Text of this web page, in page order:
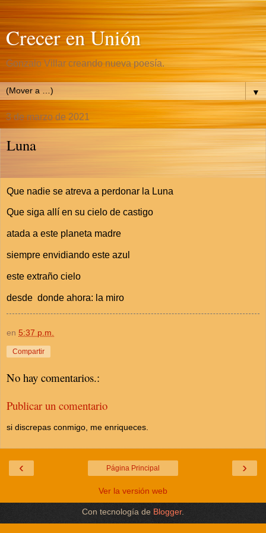
Crecer en Unión
Gonzalo Villar creando nueva poesía.
▼
3 de marzo de 2021
Luna
Que nadie se atreva a perdonar la Luna
Que siga allí en su cielo de castigo
atada a este planeta madre
siempre envidiando este azul
este extraño cielo
desde donde ahora: la miro
en 5:37 p.m.
Compartir
No hay comentarios.:
Publicar un comentario
si discrepas conmigo, me enriqueces.
‹ ›
Página Principal
Ver la versión web
Con tecnología de Blogger.